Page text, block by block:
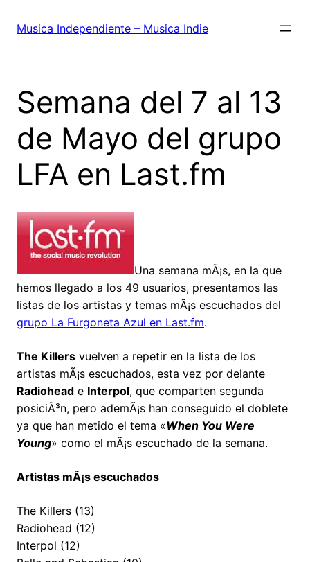
Musica Independiente – Musica Indie
Semana del 7 al 13
de Mayo del grupo
LFA en Last.fm
Una semana mÃ¡s, en la que
hemos llegado a los 49 usuarios, presentamos las
listas de los artistas y temas mÃ¡s escuchados del
grupo La Furgoneta Azul en Last.fm.
The Killers vuelven a repetir en la lista de los
artistas mÃ¡s escuchados, esta vez por delante
Radiohead e Interpol, que comparten segunda
posiciÃ³n, pero ademÃ¡s han conseguido el doblete
ya que han metido el tema «When You Were
Young» como el mÃ¡s escuchado de la semana.
Artistas mÃ¡s escuchados
The Killers (13)
Radiohead (12)
Interpol (12)